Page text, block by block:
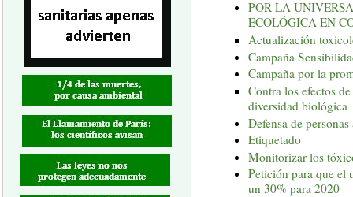
POR LA
ECOLÓGICA EN
Actualización
Campaña
Campaña por la
Contra los efectos
diversidad biológica
Defensa de personas
Etiquetado
Monitorizar los
Petición para que el
un 30% para 2020